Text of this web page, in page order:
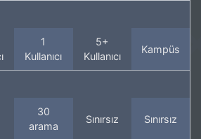
1
Kullanıcı
5+
Kullanıcı
Kampüs
30
arama
Sınırsız Sınırsız